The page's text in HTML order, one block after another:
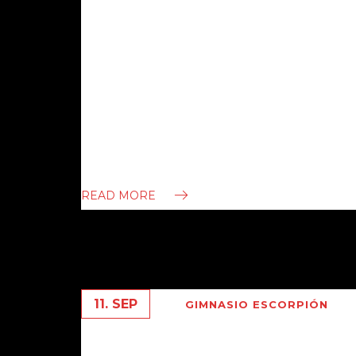
READ MORE
11. SEP GIMNASIO ESCORPIÓN